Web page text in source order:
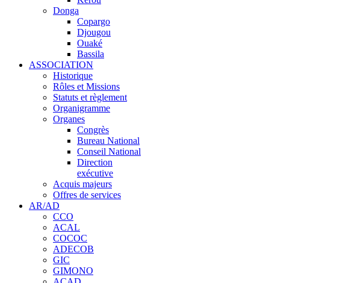
Donga
Copargo
Djougou
Ouaké
Bassila
ASSOCIATION
Historique
Rôles et Missions
Statuts et règlement
Organigramme
Organes
Congrès
Bureau National
Conseil National
Direction
exécutive
Acquis majeurs
Offres de services
AR/AD
CCO
ACAL
COCOC
ADECOB
GIC
GIMONO